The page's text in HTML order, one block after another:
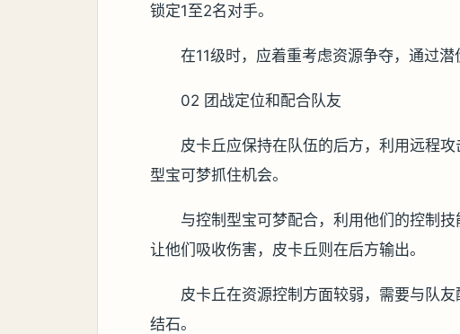
锁定1至2名对手。
在11级时，应着重考虑资源争夺，通过
02 团战定位和配合队友
皮卡丘应保持在队伍的后方，利用远程
型宝可梦抓住机会。
与控制型宝可梦配合，利用他们的控制
让他们吸收伤害，皮卡丘则在后方输出。
皮卡丘在资源控制方面较弱，需要与队
结石。